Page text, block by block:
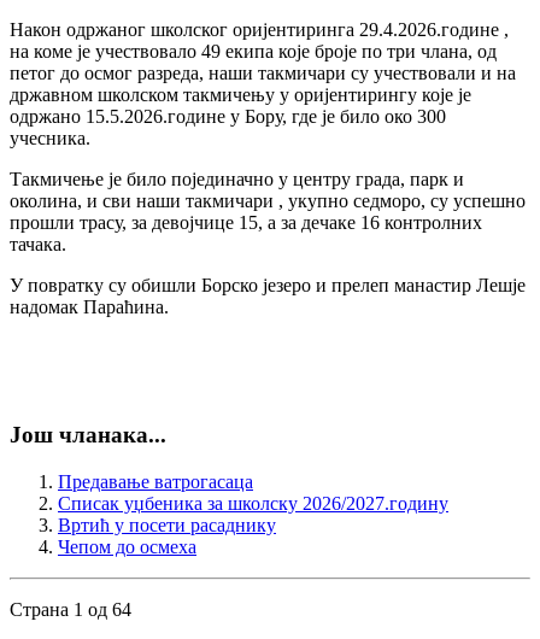
Након одржаног школског оријентиринга 29.4.2026.године ,
на коме је учествовало 49 екипа које броје по три члана, од
петог до осмог разреда, наши такмичари су учествовали и на
државном школском такмичењу у оријентирингу које је
одржано 15.5.2026.године у Бору, где је било око 300
учесника.
Такмичење је било појединачно у центру града, парк и
околина, и сви наши такмичари , укупно седморо, су успешно
прошли трасу, за девојчице 15, а за дечаке 16 контролних
тачака.
У повратку су обишли Борско језеро и прелеп манастир Лешје
надомак Параћина.
Још чланака...
Предавање ватрогасаца
Списак уџбеника за школску 2026/2027.годину
Вртић у посети расаднику
Чепом до осмеха
Страна 1 од 64